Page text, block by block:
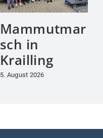
Mammutmar
sch in
Krailling
5. August 2026